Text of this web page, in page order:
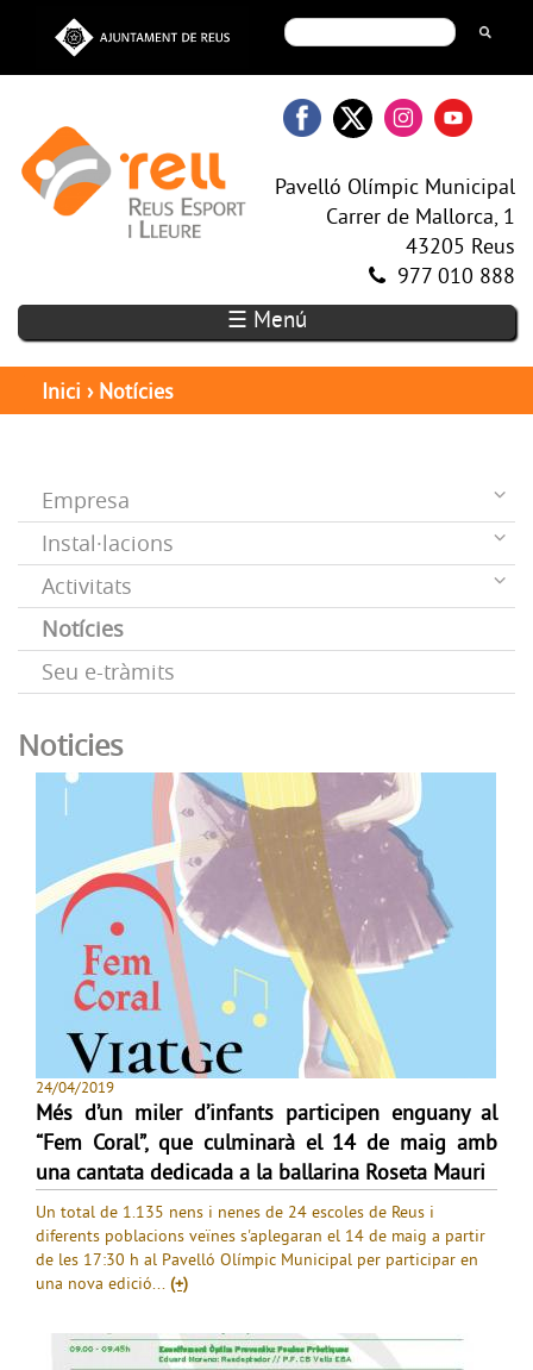
Pavelló Olímpic Municipal
Carrer de Mallorca, 1
43205 Reus
977 010 888
☰ Menú
Inici › Notícies
Empresa
Instal·lacions
Activitats
Notícies
Seu e-tràmits
Noticies
24/04/2019
Més d’un miler d’infants participen enguany al
“Fem Coral”, que culminarà el 14 de maig amb
una cantata dedicada a la ballarina Roseta Mauri
Un total de 1.135 nens i nenes de 24 escoles de Reus i
diferents poblacions veïnes s'aplegaran el 14 de maig a partir
de les 17:30 h al Pavelló Olímpic Municipal per participar en
una nova edició... (+)